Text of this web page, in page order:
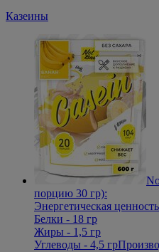
Казеины
порцию 30 гр):
Энергетическая
Белки - 18 гр
Жиры - 1,5 гр
Углеводы - 4,5 гр